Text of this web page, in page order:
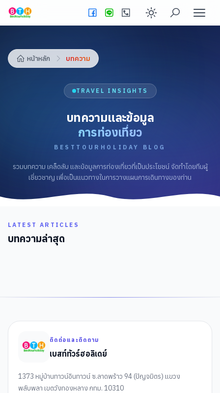
Enable dark
หน้าหลัก บทความ
TRAVEL INSIGHTS
บทความและข้อมูล
การท่องเที่ยว
BESTTOURHOLIDAY BLOG
รวมบทความ เคล็ดลับ และข้อมูลการท่องเที่ยวที่เป็นประโยชน์ จัดทำโดยทีมผู้
เชี่ยวชาญ เพื่อเป็นแนวทางในการวางแผนการเดินทางของท่าน
LATEST ARTICLES
บทความล่าสุด
ติดต่อและติดตาม
เบสท์ทัวร์ฮอลิเดย์
1373 หมู่บ้านทาวน์อินทาวน์ ซ.ลาดพร้าว 94 (ปัญจมิตร) แขวง
พลับพลา เขตวังทองหลาง กทม. 10310